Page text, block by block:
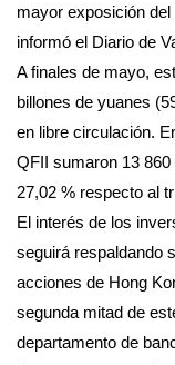
mayor exposición
informó el Diario de
A finales de mayo,
billones de yuanes
en libre circulación.
QFII sumaron 13
27,02 % respecto al
El interés de los
seguirá respaldando
acciones de Hong
segunda mitad de
departamento de